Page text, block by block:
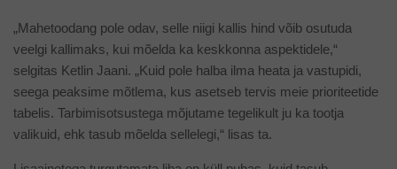
„Mahetoodang pole odav, selle niigi kallis hind võib osutuda
veelgi kallimaks, kui mõelda ka keskkonna aspektidele,“
selgitas Ketlin Jaani. „Kuid pole halba ilma heata ja vastupidi,
seega peaksime mõtlema, kus asetseb tervis meie prioriteetide
tabelis. Tarbimisotsustega mõjutame tegelikult ju ka tootja
valikuid, ehk tasub mõelda sellelegi,“ lisas ta.